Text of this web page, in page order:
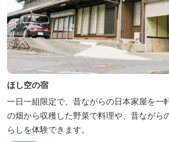
ほし空の宿
一日一組限定で、昔ながらの日本家屋を一
の畑から収穫した野菜で料理や、昔ながら
らしを体験できます。